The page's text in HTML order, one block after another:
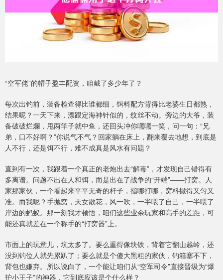
“空军佬”的帽子盈丰配资，咱戴了多少年了？
每次出钓前，装备检查得比谁都细，饵料配方背得比老婆生日都熟，
结果呢？一天下来，漂跟定海神针似的，纹丝不动。旁边的大爷，装
备破破烂爛，甩两竿子就中鱼，还回头冲你嘿嘿一笑，问一句：“兄
弟，口不好啊？”你说气不气？回家躺在床上，翻来覆去地想，到底是
人不行，还是饵不行，难不成真是风水有问题？
直到有一次，我跟着一个真正的老炮出去“解毒”，才发现自己错得有
多离谱。问题不出在人和饵，而是出在了战争的“开端”——打窝。人
家那家伙，一个看起来平平无奇的杆子，指哪打哪，窝料撒得又匀又
准。而我呢？手抛窝，天女散花，风一吹，一半喂了自己，一半喂了
岸边的蚂蚁。那一刻我才顿悟，咱们这些业余玩家和高手的差距，可
能还真就差在一个称手的“打窝器”上。
市面上的玩意儿，坑太多了。要么重得像块铁，背着它翻山越岭，还
没到钓位人就先累趴了；要么就是个傻大黑粗的家伙，钓箱塞不下，
背包也嫌弃。所以说白了，一个能让咱们从“空军司令”直接晋级为“爆
护小王子”的神器，它到底应该是个什么样？